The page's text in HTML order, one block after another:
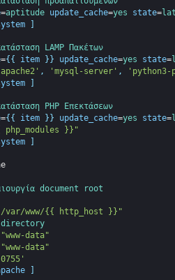
=aptitude update_cache=yes state=
]
LAMP
Πακέτων
={ { item } } update_cache=yes state=
, 'mysql-server' ,
'python3-
]
PHP
Επεκτάσεων
={ { item } } update_cache=yes state=
}}"
]
document
root
var/www/{{ http_host }}"
directory
"www-data"
"www-data"